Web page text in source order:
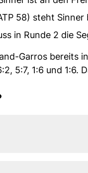
58) steht
in Runde 2 die
Garros bereits
5:7, 1:6 und 1:6.